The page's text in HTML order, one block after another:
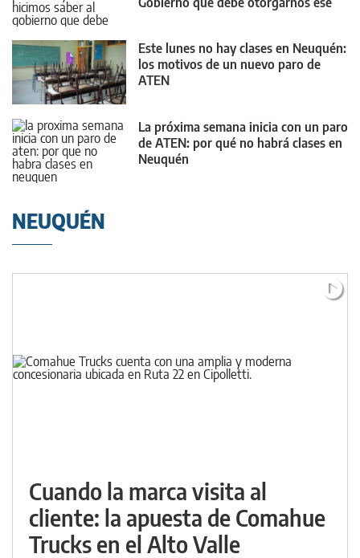
Este lunes no hay clases en Neuquén:
los motivos de un nuevo paro de
ATEN
La próxima semana inicia con un paro
de ATEN: por qué no habrá clases en
Neuquén
NEUQUÉN
Cuando la marca visita al
cliente: la apuesta de Comahue
Trucks en el Alto Valle